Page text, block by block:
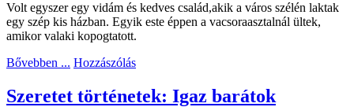
Volt egyszer egy vidám és kedves család,akik a város szélén laktak
egy szép kis házban. Egyik este éppen a vacsoraasztalnál ültek,
amikor valaki kopogtatott.
Bővebben ... Hozzászólás
Szeretet történetek: Igaz barátok